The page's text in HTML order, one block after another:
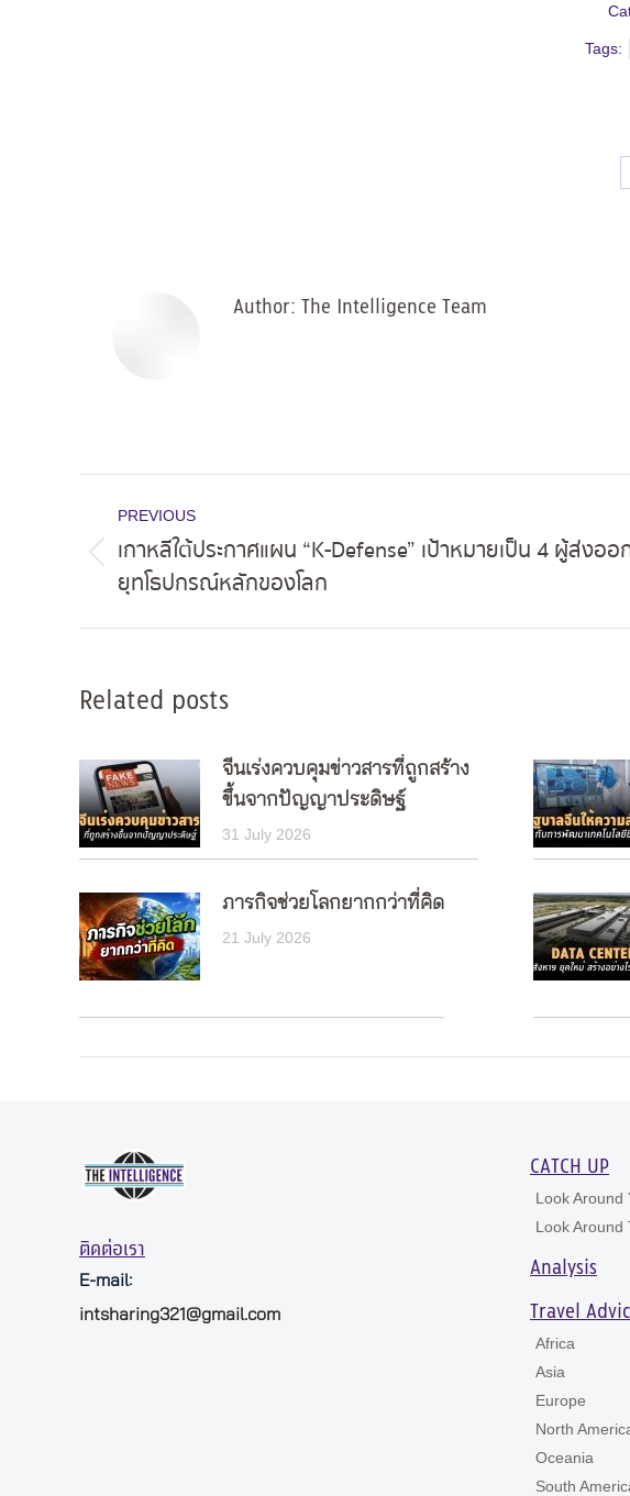
Tags:
Author: The Intelligence Team
navigation
PREVIOUS
Previous
post:
เกาหลีใต้ประกาศแผน “K-Defense” เป้าหมายเป็น 4 ผู้ส่งออ
ยุทโธปกรณ์หลักของโลก
Related posts
จีนเร่งควบคุมข่าวสารที่ถูกสร้าง
ขึ้นจากปัญญาประดิษฐ์
31 July 2026
ภารกิจช่วยโลกยากกว่าที่คิด
21 July 2026
ติดต่อเรา
E-mail:
intsharing321@gmail.com
CATCH UP
Look Around
Look Around
Analysis
Travel
Africa
Asia
Europe
North
Oceania
South